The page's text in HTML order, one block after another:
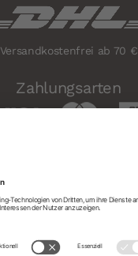
Versandkostenfrei ab 70 €
Zahlungsarten
Sicherheit